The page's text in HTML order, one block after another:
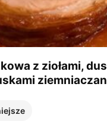
z ziołami,